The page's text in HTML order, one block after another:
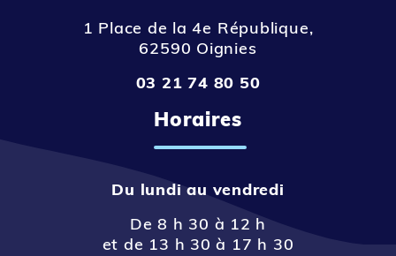
1 Place de la 4e République,
62590 Oignies
03 21 74 80 50
Horaires
Du lundi au vendredi
De 8 h 30 à 12 h
et de 13 h 30 à 17 h 30